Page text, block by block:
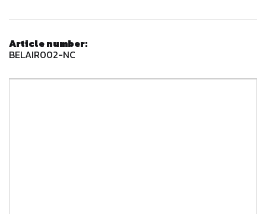
Article number:
BELAIR002-NC